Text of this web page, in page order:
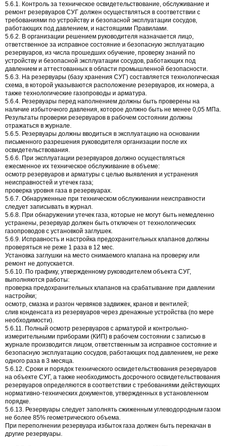
5.6.1. Контроль за техническое освидетельствование, обслуживание и
ремонт резервуаров СУГ должен осуществляться в соответствии с
требованиями по устройству и безопасной эксплуатации сосудов,
работающих под давлением, и настоящими Правилами.
5.6.2. В организации решением руководителя назначается лицо,
ответственное за исправное состояние и безопасную эксплуатацию
резервуаров, из числа прошедших обучение, проверку знаний по
устройству и безопасной эксплуатации сосудов, работающих под
давлением и аттестованных в области промышленной безопасности.
5.6.3. На резервуары (базу хранения СУГ) составляется технологическая
схема, в которой указываются расположение резервуаров, их номера, а
также технологические газопроводы и арматура.
5.6.4. Резервуары перед наполнением должны быть проверены на
наличие избыточного давления, которое должно быть не менее 0,05 МПа.
Результаты проверки резервуаров в рабочем состоянии должны
отражаться в журнале.
5.6.5. Резервуары должны вводиться в эксплуатацию на основании
письменного разрешения руководителя организации после их
освидетельствования.
5.6.6. При эксплуатации резервуаров должно осуществляться
ежесменное их техническое обслуживание в объеме:
осмотр резервуаров и арматуры с целью выявления и устранения
неисправностей и утечек газа;
проверка уровня газа в резервуарах.
5.6.7. Обнаруженные при техническом обслуживании неисправности
следует записывать в журнал.
5.6.8. При обнаружении утечек газа, которые не могут быть немедленно
устранены, резервуар должен быть отключен от технологических
газопроводов с установкой заглушек.
5.6.9. Исправность и настройка предохранительных клапанов должны
проверяться не реже 1 раза в 12 мес.
Установка заглушки на место снимаемого клапана на проверку или
ремонт не допускается.
5.6.10. По графику, утвержденному руководителем объекта СУГ,
выполняются работы:
проверка предохранительных клапанов на срабатывание при давлении
настройки;
осмотр, смазка и разгон червяков задвижек, кранов и вентилей;
слив конденсата из резервуаров через дренажные устройства (по мере
необходимости).
5.6.11. Полный осмотр резервуаров с арматурой и контрольно-
измерительными приборами (КИП) в рабочем состоянии с записью в
журнале производится лицом, ответственным за исправное состояние и
безопасную эксплуатацию сосудов, работающих под давлением, не реже
одного раза в 3 месяца.
5.6.12. Сроки и порядок технического освидетельствования резервуаров
на объекте СУГ, а также необходимость досрочного освидетельствования
резервуаров определяются в соответствии с требованиями действующих
нормативно-технических документов, утвержденных в установленном
порядке.
5.6.13. Резервуары следует заполнять сжиженным углеводородным газом
не более 85% геометрического объема.
При переполнении резервуара избыток газа должен быть перекачан в
другие резервуары.